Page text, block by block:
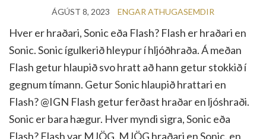
ÁGÚST 8, 2023 ENGAR ATHUGASEMDIR
Hver er hraðari, Sonic eða Flash? Flash er hraðari en
Sonic. Sonic ígulkerið hleypur í hljóðhraða. Á meðan
Flash getur hlaupið svo hratt að hann getur stokkið í
gegnum tímann. Getur Sonic hlaupið hrattari en
Flash? @IGN Flash getur ferðast hraðar en ljóshraði.
Sonic er bara hægur. Hver myndi sigra, Sonic eða
Flash? Flash var MJÖG, MJÖG hraðari en Sonic, en